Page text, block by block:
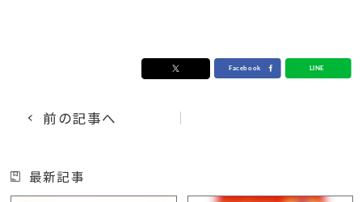
前の記事へ
最新記事